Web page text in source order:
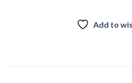
Add to